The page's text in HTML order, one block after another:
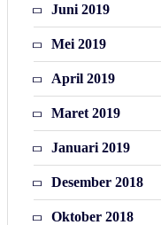
Juni 2019
Mei 2019
April 2019
Maret 2019
Januari 2019
Desember 2018
Oktober 2018